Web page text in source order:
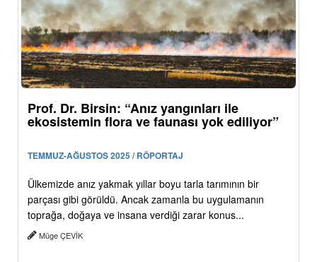
Prof. Dr. Birsin: “Anız yangınları ile
ekosistemin flora ve faunası yok ediliyor”
TEMMUZ-AĞUSTOS 2025 / RÖPORTAJ
Ülkemizde anız yakmak yıllar boyu tarla tarımının bir
parçası gibi görüldü. Ancak zamanla bu uygulamanın
toprağa, doğaya ve insana verdiği zarar konus...
Müge ÇEVİK